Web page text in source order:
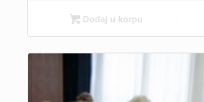
Dodaj u korpu